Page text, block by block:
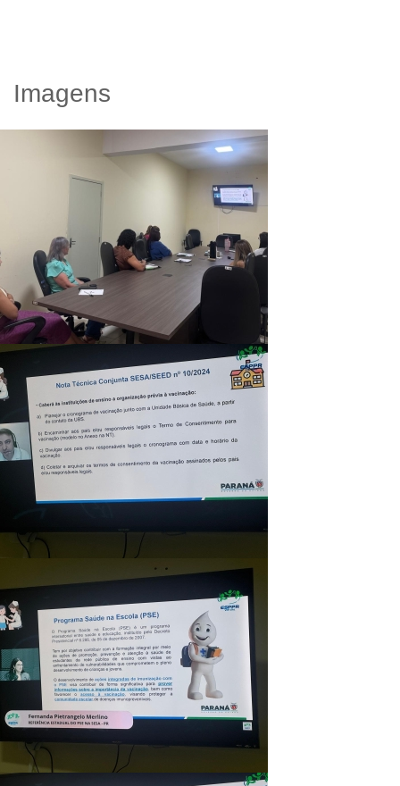
Imagens